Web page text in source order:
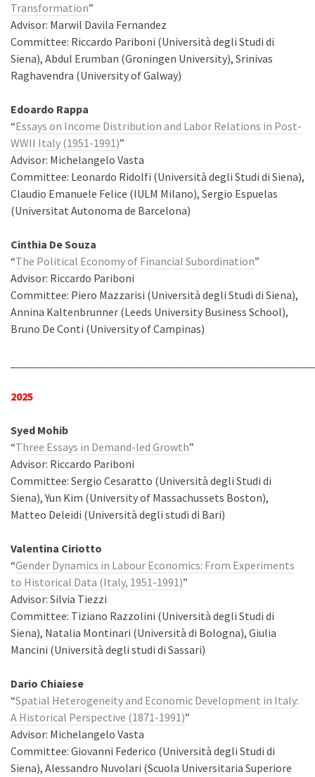
Transformation”
Advisor: Marwil Davila Fernandez
Committee: Riccardo Pariboni (Università degli Studi di
Siena), Abdul Erumban (Groningen University), Srinivas
Raghavendra (University of Galway)
Edoardo Rappa
“Essays on Income Distribution and Labor Relations in Post-
WWII Italy (1951-1991)”
Advisor: Michelangelo Vasta
Committee: Leonardo Ridolfi (Università degli Studi di Siena),
Claudio Emanuele Felice (IULM Milano), Sergio Espuelas
(Universitat Autonoma de Barcelona)
Cinthia De Souza
“The Political Economy of Financial Subordination”
Advisor: Riccardo Pariboni
Committee: Piero Mazzarisi (Università degli Studi di Siena),
Annina Kaltenbrunner (Leeds University Business School),
Bruno De Conti (University of Campinas)
2025
Syed Mohib
“Three Essays in Demand-led Growth”
Advisor: Riccardo Pariboni
Committee: Sergio Cesaratto (Università degli Studi di
Siena), Yun Kim (University of Massachussets Boston),
Matteo Deleidi (Università degli studi di Bari)
Valentina Ciriotto
“Gender Dynamics in Labour Economics: From Experiments
to Historical Data (Italy, 1951-1991)”
Advisor: Silvia Tiezzi
Committee: Tiziano Razzolini (Università degli Studi di
Siena), Natalia Montinari (Università di Bologna), Giulia
Mancini (Università degli studi di Sassari)
Dario Chiaiese
“Spatial Heterogeneity and Economic Development in Italy:
A Historical Perspective (1871-1991)”
Advisor: Michelangelo Vasta
Committee: Giovanni Federico (Università degli Studi di
Siena), Alessandro Nuvolari (Scuola Universitaria Superiore